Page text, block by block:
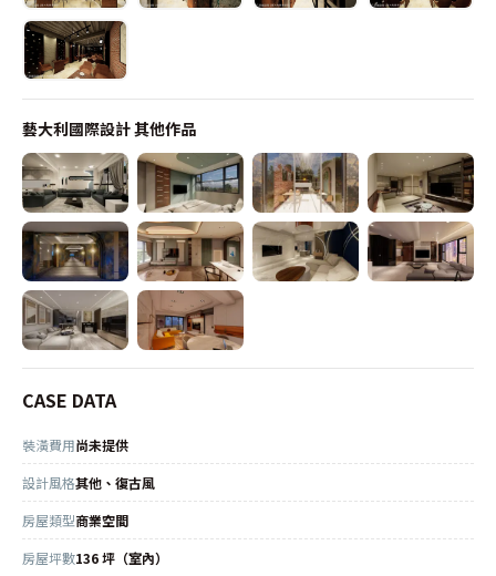
藝大利國際設計其他作品
CASE DATA
裝潢費用尚未提供
設計風格其他、復古風
房屋類型商業空間
房屋坪數136 坪（室內）